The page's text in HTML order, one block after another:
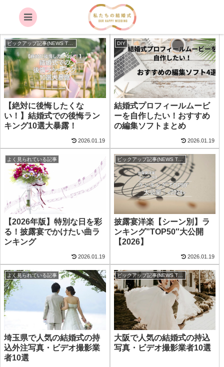
ランキング
ピックアップ記事(NEWS TOP)
【絶対に後悔したくな
い！】結婚式での後悔ラン
キング10選大暴露！
2026.01.19
DIY
結婚式プロフィールムービ
ーを自作したい！おすすめ
の編集ソフトまとめ
2026.01.19
よく見られている記事
【2026年版】特別な日を彩
る！披露宴でかけたい曲ラ
ンキング
2026.01.19
ピックアップ記事(NEWS TOP)
披露宴洋楽【シーン別】ラ
ンキング”TOP50″大公開
【2026】
2026.01.19
よく見られている記事
埼玉県で人気の結婚式の持
込外注写真・ビデオ撮影業
者10選
ピックアップ記事(NEWS TOP)
大阪で人気の結婚式の持込
写真・ビデオ撮影業者10選